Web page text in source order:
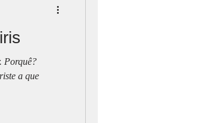
Porquê?
a que